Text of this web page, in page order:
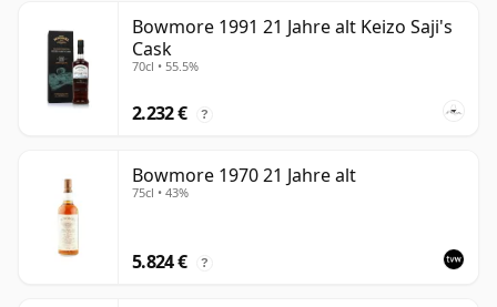
Bowmore 1991 21 Jahre alt Keizo Saji's
Cask
70cl • 55.5%
2.232 € ?
Bowmore 1970 21 Jahre alt
75cl • 43%
5.824 € ?